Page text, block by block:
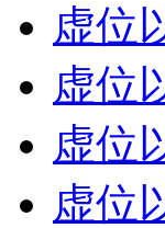
虚位
虚位
虚位
虚位